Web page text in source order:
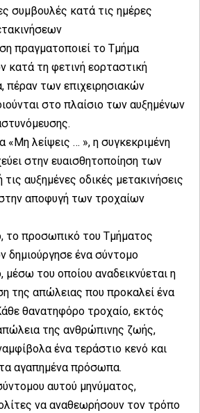
συμβουλές κατά τις ημέρες
πραγματοποιεί το Τμήμα
κατά τη φετινή εορταστική
πέραν των επιχειρησιακών
στο πλαίσιο των αυξημένων
«Μη λείψεις … », η συγκεκριμένη
στην ευαισθητοποίηση των
αυξημένες οδικές μετακινήσεις
αποφυγή των τροχαίων
το προσωπικό του Τμήματος
δημιούργησε ένα σύντομο
μέσω του οποίου αναδεικνύεται η
της απώλειας που προκαλεί ένα
θανατηφόρο τροχαίο, εκτός
της ανθρώπινης ζωής,
ένα τεράστιο κενό και
αγαπημένα πρόσωπα.
αυτού μηνύματος,
να αναθεωρήσουν τον τρόπο